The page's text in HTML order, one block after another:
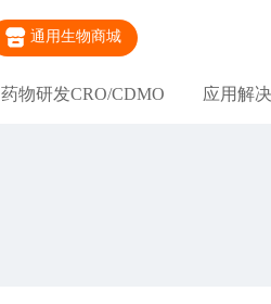
通用生物商城
药物研发CRO/CDMO 应用解